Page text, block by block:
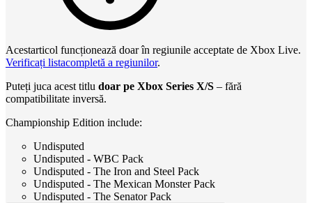
Acestarticol funcționează doar în regiunile acceptate de Xbox Live.
Verificați listacompletă a regiunilor.
Puteți juca acest titlu doar pe Xbox Series X/S – fără
compatibilitate inversă.
Championship Edition include:
Undisputed
Undisputed - WBC Pack
Undisputed - The Iron and Steel Pack
Undisputed - The Mexican Monster Pack
Undisputed - The Senator Pack